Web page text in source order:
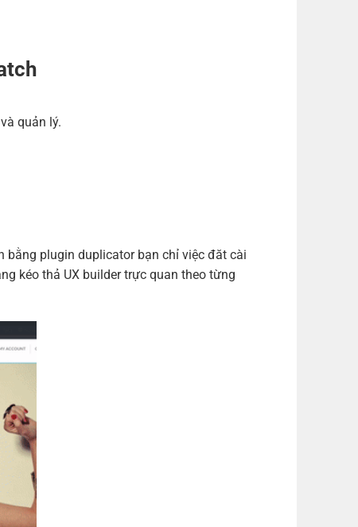
(+1,000,000 ₫)
quản lý.
bằng plugin duplicator bạn chỉ việc đăt cài
kéo thả UX builder trực quan theo từng